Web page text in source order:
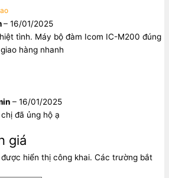
– 16/01/2025
tình. Máy bộ đàm Icom IC-M200 đúng
hàng nhanh
– 16/01/2025
đã ủng hộ ạ
giá
hiển thị công khai. Các trường bắt